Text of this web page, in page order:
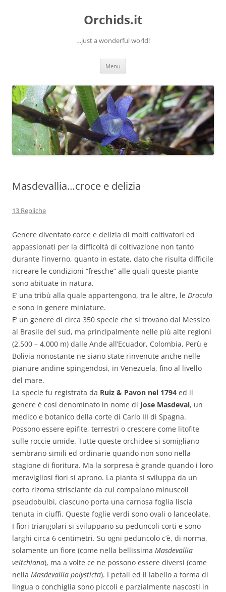
Orchids.it
…just a wonderful world!
Menu
Masdevallia…croce e delizia
13 Repliche
Genere diventato corce e delizia di molti coltivatori ed
appassionati per la difficoltà di coltivazione non tanto
durante l’inverno, quanto in estate, dato che risulta difficile
ricreare le condizioni “fresche” alle quali queste piante
sono abituate in natura.
E’ una tribù alla quale appartengono, tra le altre, le Dracula
e sono in genere miniature.
E’ un genere di circa 350 specie che si trovano dal Messico
al Brasile del sud, ma principalmente nelle più alte regioni
(2.500 – 4.000 m) dalle Ande all’Ecuador, Colombia, Perù e
Bolivia nonostante ne siano state rinvenute anche nelle
pianure andine spingendosi, in Venezuela, fino al livello
del mare.
La specie fu registrata da Ruiz & Pavon nel 1794 ed il
genere è così denominato in nome di Jose Masdeval, un
medico e botanico della corte di Carlo III di Spagna.
Possono essere epifite, terrestri o crescere come litofite
sulle roccie umide. Tutte queste orchidee si somigliano
sembrano simili ed ordinarie quando non sono nella
stagione di fioritura. Ma la sorpresa è grande quando i loro
meravigliosi fiori si aprono. La pianta si sviluppa da un
corto rizoma strisciante da cui compaiono minuscoli
pseudobulbi, ciascuno porta una carnosa foglia liscia
tenuta in ciuffi. Queste foglie verdi sono ovali o lanceolate.
I fiori triangolari si sviluppano su peduncoli corti e sono
larghi circa 6 centimetri. Su ogni peduncolo c’è, di norma,
solamente un fiore (come nella bellissima Masdevallia
veitchiana), ma a volte ce ne possono essere diversi (come
nella Masdevallia polysticta). I petali ed il labello a forma di
lingua o conchiglia sono piccoli e parzialmente nascosti in